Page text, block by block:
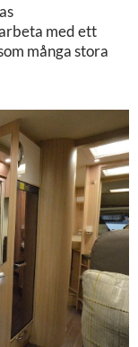
med ett
många stora